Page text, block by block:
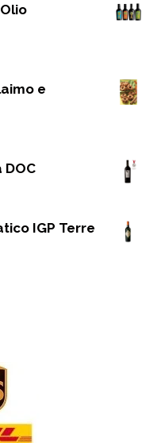
e
DOC
IGP Terre